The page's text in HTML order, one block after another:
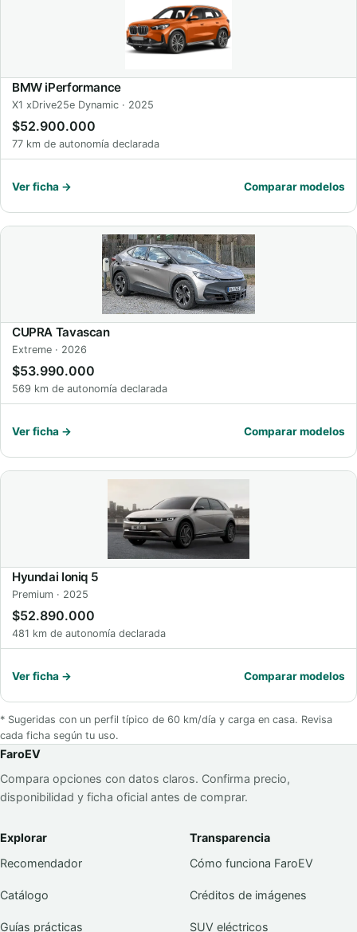
BMW iPerformance
X1 xDrive25e Dynamic · 2025
$52.900.000
77 km de autonomía declarada
Ver ficha → Comparar modelos
CUPRA Tavascan
Extreme · 2026
$53.990.000
569 km de autonomía declarada
Ver ficha → Comparar modelos
Hyundai Ioniq 5
Premium · 2025
$52.890.000
481 km de autonomía declarada
Ver ficha → Comparar modelos
* Sugeridas con un perfil típico de 60 km/día y carga en casa. Revisa
cada ficha según tu uso.
FaroEV
Compara opciones con datos claros. Confirma precio,
disponibilidad y ficha oficial antes de comprar.
Explorar
Recomendador
Catálogo
Guías prácticas
Transparencia
Cómo funciona FaroEV
Créditos de imágenes
SUV eléctricos